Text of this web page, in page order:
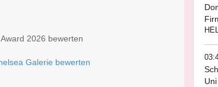
2026 bewerten
Galerie bewerten